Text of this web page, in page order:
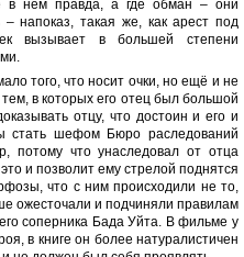
в нём правда, а где обман – они
напоказ, такая же, как арест под
вызывает в большей степени
того, что носит очки, но ещё и не
в которых его отец был большой
отцу, что достоин и его и
стать шефом Бюро раследований
что унаследовал от отца
и позволит ему стрелой поднятся
что с ним происходили не то,
ожесточали и подчиняли правилам
соперника Бада Уйта. В фильме у
в книге он более натуралистичен